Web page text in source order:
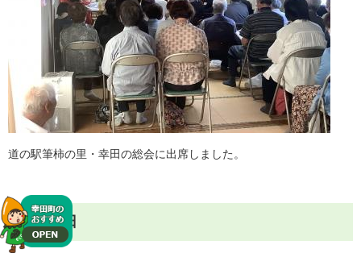
道の駅筆柿の里・幸田の総会に出席しました。
5月27日